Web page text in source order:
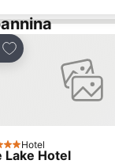
Toevoegen aan
Hotel
Lake Hotel